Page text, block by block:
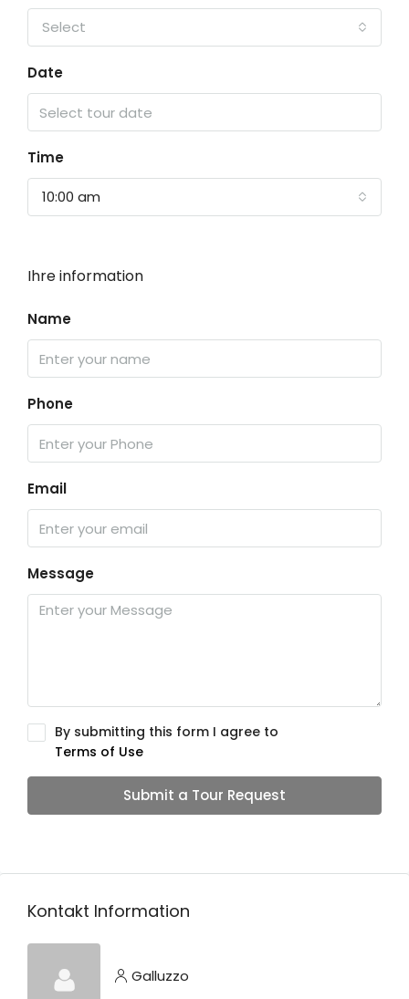
Select
Date
Time
10:00 am
Ihre information
Name
Phone
Email
Message
By submitting this form I agree to
Terms of Use
Submit a Tour Request
Kontakt Information
Galluzzo